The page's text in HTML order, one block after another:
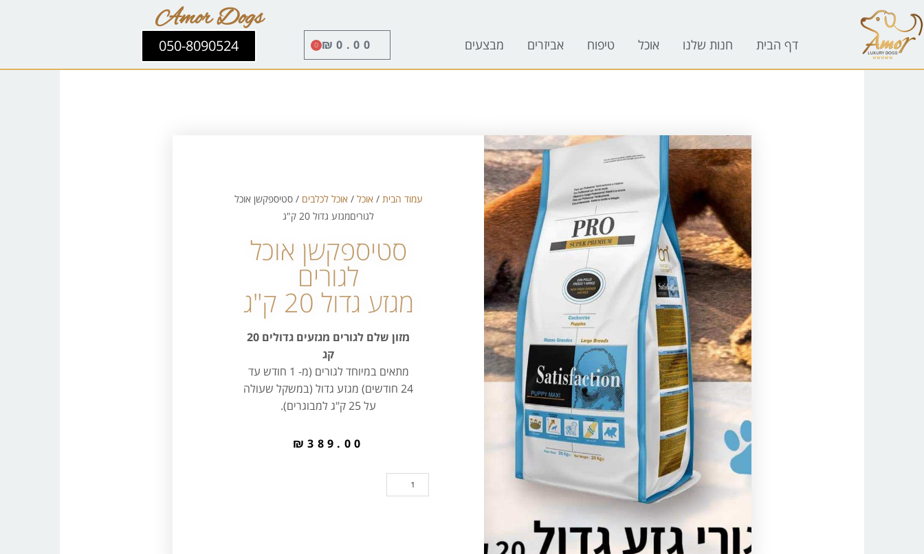
דף הבית חנות שלנו אוכל טיפוח אביזרים מבצעים ₪0.00
0
Amor Dogs
050-8090524
עמוד הבית /אוכל /אוכל לכלבים / סטיספקשן אוכל
לגוריםמגזע גדול 20 ק"ג
סטיספקשן אוכל
לגורים
מגזע גדול 20 ק"ג
מזון שלם לגורים מגזעים גדולים 20
קג
מתאים במיוחד לגורים (מ- 1 חודש עד
24 חודשים) מגזע גדול (במשקל שעולה
על 25 ק"ג למבוגרים).
₪389.00